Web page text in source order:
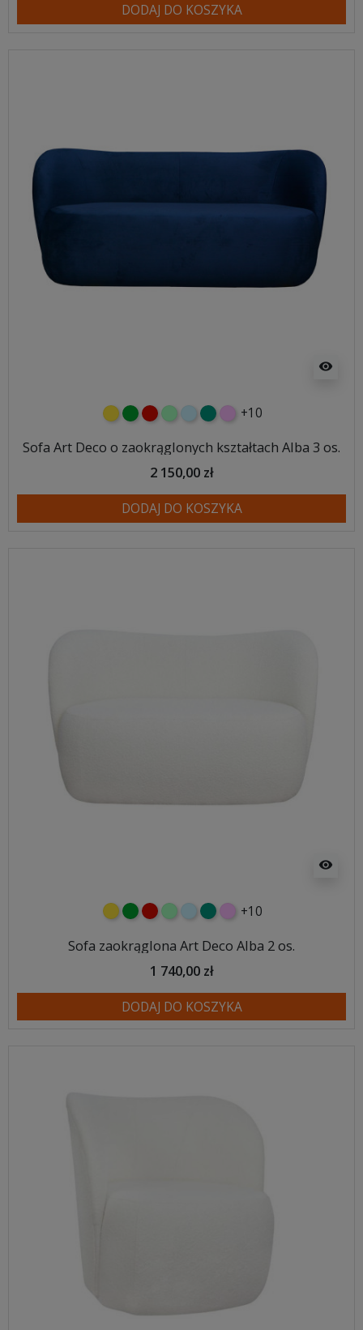
DODAJ DO KOSZYKA
visibility
żółtyzielonyczerwony
miętowybłękitnyturkusowy
różowy
+10
Sofa Art Deco o zaokrąglonych kształtach Alba 3 os.
2 150,00 zł
DODAJ DO KOSZYKA
visibility
żółtyzielonyczerwony
miętowybłękitnyturkusowy
różowy
+10
Sofa zaokrąglona Art Deco Alba 2 os.
1 740,00 zł
DODAJ DO KOSZYKA